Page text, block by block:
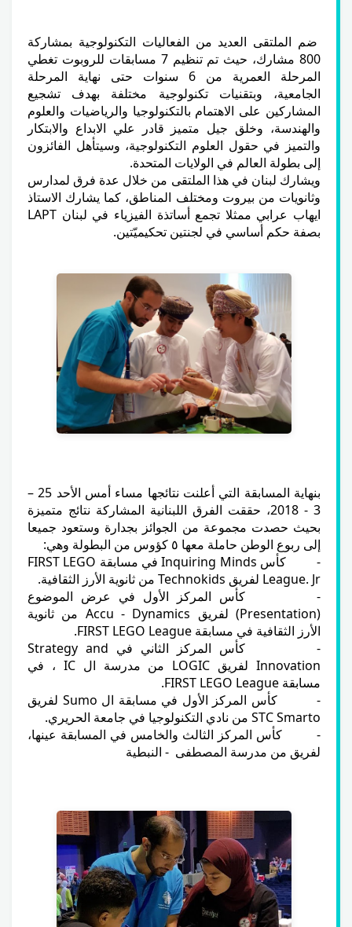
ضم الملتقى العديد من الفعاليات التكنولوجية بمشاركة
800 مشارك، حيث تم تنظيم 7 مسابقات للروبوت تغطي
المرحلة العمرية من 6 سنوات حتى نهاية المرحلة
الجامعية، وبتقنيات تكنولوجية مختلفة بهدف تشجيع
المشاركين على الاهتمام بالتكنولوجيا والرياضيات والعلوم
والهندسة، وخلق جيل متميز قادر علي الابداع والابتكار
والتميز في حقول العلوم التكنولوجية، وسيتأهل الفائزون
إلى بطولة العالم في الولايات المتحدة.
ويشارك لبنان في هذا الملتقى من خلال عدة فرق لمدارس
وثانويات من بيروت ومختلف المناطق، كما يشارك الاستاذ
ايهاب عرابي ممثلا تجمع أساتذة الفيزياء في لبنان LAPT
بصفة حكم أساسي في لجنتين تحكيميّتين.
بنهاية المسابقة التي أعلنت نتائجها مساء أمس الأحد 25 –
3 - 2018، حققت الفرق اللبنانية المشاركة نتائج متميزة
بحيث حصدت مجموعة من الجوائز بجدارة وستعود جميعا
إلى ربوع الوطن حاملة معها ٥ كؤوس من البطولة وهي:
- كأس Inquiring Minds في مسابقة FIRST LEGO
League. Jr لفريق Technokids من ثانوية الأرز الثقافية.
- كأس المركز الأول في عرض الموضوع
(Presentation) لفريق Accu - Dynamics من ثانوية
الأرز الثقافية في مسابقة FIRST LEGO League.
- كأس المركز الثاني في Strategy and
Innovation لفريق LOGIC من مدرسة ال IC ، في
مسابقة FIRST LEGO League.
- كأس المركز الأول في مسابقة ال Sumo لفريق
STC Smarto من نادي التكنولوجيا في جامعة الحريري.
- كأس المركز الثالث والخامس في المسابقة عينها،
لفريق من مدرسة المصطفى - النبطية